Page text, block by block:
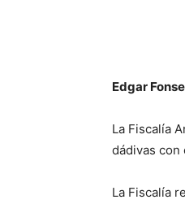
Edgar
La Fiscalía
dádivas con
La Fiscalía